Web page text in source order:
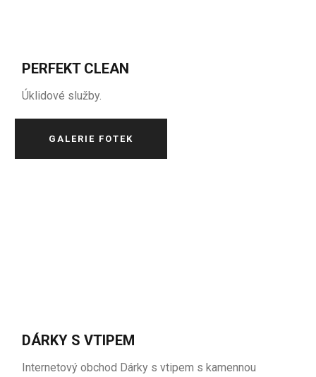
PERFEKT CLEAN
Úklidové služby.
GALERIE FOTEK
DÁRKY S VTIPEM
Internetový obchod Dárky s vtipem s kamennou